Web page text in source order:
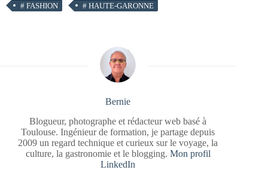
# FASHION # HAUTE-GARONNE
Bernie
Blogueur, photographe et rédacteur web basé à
Toulouse. Ingénieur de formation, je partage depuis
2009 un regard technique et curieux sur le voyage, la
culture, la gastronomie et le blogging. Mon profil
LinkedIn